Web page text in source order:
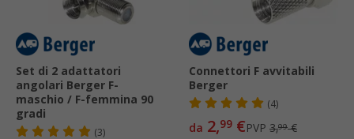
Set di 2 adattatori
angolari Berger F-
maschio / F-femmina 90
gradi
(3)
Connettori F avvitabili
Berger
(4)
da 2,99 €PVP 3,99€